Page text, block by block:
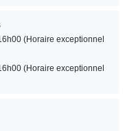
(Horaire exceptionnel
(Horaire exceptionnel